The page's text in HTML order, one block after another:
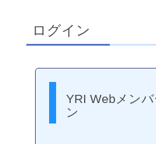
ログイン
YRI Webメン
ン